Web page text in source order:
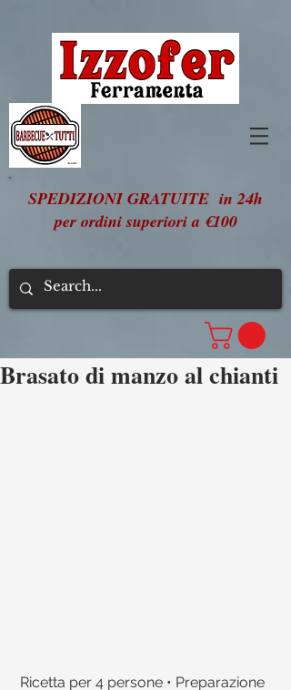
SPEDIZIONI GRATUITE in 24h
per ordini superiori a €100
Brasato di manzo al chianti